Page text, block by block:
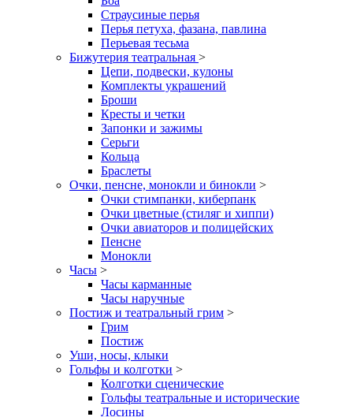
Страусиные перья
Перья петуха, фазана, павлина
Перьевая тесьма
Бижутерия театральная >
Цепи, подвески, кулоны
Комплекты украшений
Броши
Кресты и четки
Запонки и зажимы
Серьги
Кольца
Браслеты
Очки, пенсне, монокли и бинокли >
Очки стимпанки, киберпанк
Очки цветные (стиляг и хиппи)
Очки авиаторов и полицейских
Пенсне
Монокли
Часы >
Часы карманные
Часы наручные
Постиж и театральный грим >
Грим
Постиж
Уши, носы, клыки
Гольфы и колготки >
Колготки сценические
Гольфы театральные и исторические
Лосины